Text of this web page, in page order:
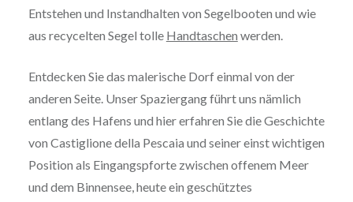
Entstehen und Instandhalten von Segelbooten und wie
aus recycelten Segel tolle Handtaschen werden.
Entdecken Sie das malerische Dorf einmal von der
anderen Seite. Unser Spaziergang führt uns nämlich
entlang des Hafens und hier erfahren Sie die Geschichte
von Castiglione della Pescaia und seiner einst wichtigen
Position als Eingangspforte zwischen offenem Meer
und dem Binnensee, heute ein geschütztes